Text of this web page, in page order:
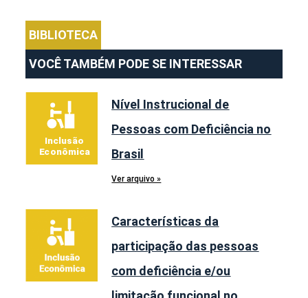
BIBLIOTECA
VOCÊ TAMBÉM PODE SE INTERESSAR
Nível Instrucional de
Pessoas com Deficiência no
Brasil
Ver arquivo »
Características da
participação das pessoas
com deficiência e/ou